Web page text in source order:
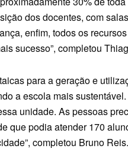
dos docentes, com
enfim, todos os
sucesso”, completou
para a geração e
a escola mais
unidade. As pessoas
que podia atender 170
completou Bruno Reis.